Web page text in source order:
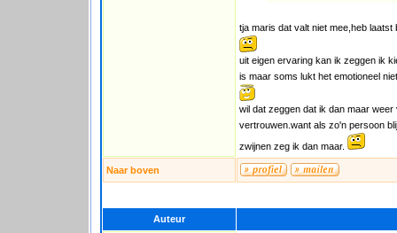
tja maris dat valt niet mee,heb
uit eigen ervaring kan ik zeggen ik
is maar soms lukt het emotioneel
wil dat zeggen dat ik dan maar
vertrouwen.want als zo'n persoon
zwijnen zeg ik dan maar.
Naar boven
Auteur